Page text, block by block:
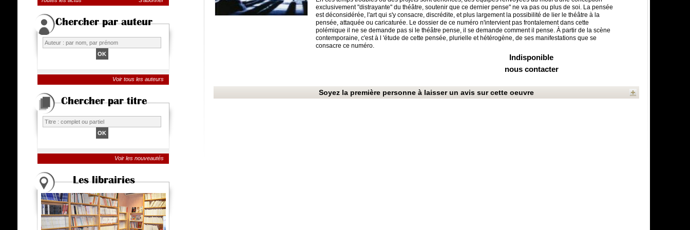
Chercher par auteur
Voir tous les auteurs
Chercher par titre
Voir les nouveautés
Les librairies
exclusivement "distrayante" du théâtre, soutenir que ce dernier pense" ne va pas ou plus de soi. La pensée
est déconsidérée, l'art qui s'y consacre, discrédite, et plus largement la possibilité de lier le théâtre à la
pensée, attaquée ou caricaturée. Le dossier de ce numéro n'intervient pas frontalement dans cette
polémique il ne se demande pas si le théâtre pense, il se demande comment il pense. À partir de la scène
contemporaine, c'est à l 'étude de cette pensée, plurielle et hétérogène, de ses manifestations que se
consacre ce numéro.
Indisponible
nous contacter
Soyez la première personne à laisser un avis sur cette oeuvre